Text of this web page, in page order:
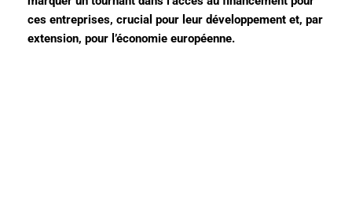
ces entreprises, crucial pour leur développement et, par
extension, pour l’économie européenne.